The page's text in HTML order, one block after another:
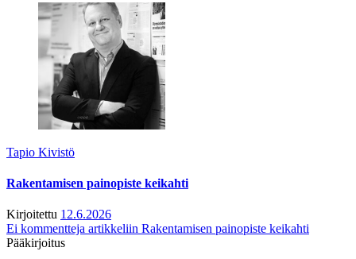
Tapio Kivistö
Rakentamisen painopiste keikahti
Kirjoitettu 12.6.2026
Ei kommentteja artikkeliin Rakentamisen painopiste keikahti
Pääkirjoitus